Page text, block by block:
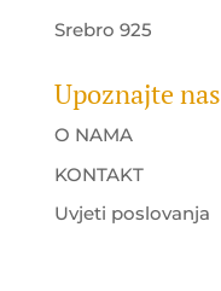
Srebro 925
Upoznajte nas
O NAMA
KONTAKT
Uvjeti poslovanja